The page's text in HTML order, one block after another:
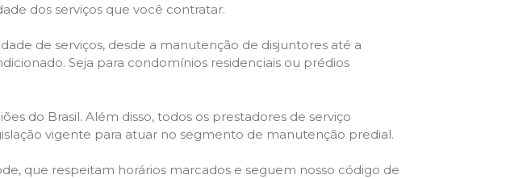
dos serviços que você contratar.
de serviços, desde a manutenção de disjuntores até a
Seja para condomínios residenciais ou prédios
do Brasil. Além disso, todos os prestadores de serviço
vigente para atuar no segmento de manutenção predial.
que respeitam horários marcados e seguem nosso código de